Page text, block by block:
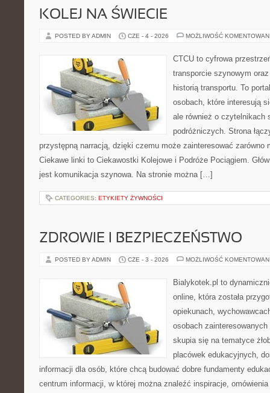
KOLEJ NA ŚWIECIE
POSTED BY ADMIN CZE - 4 - 2026 MOŻLIWOŚĆ
CTCU to cyfrowa
transporcie szynowym
historią transportu. To
osobach, które interesują
ale również o czytelnikach
podróżniczych. Strona
przystępną narracją, dzięki czemu może zainteresować zarówno
Ciekawe linki to Ciekawostki Kolejowe i Podróże Pociągiem.
jest komunikacja szynowa. Na stronie można […]
CATEGORIES: ETYKIETY ŻYWNOŚCI
ZDROWIE I BEZPIECZEŃSTWO
POSTED BY ADMIN CZE - 3 - 2026 MOŻLIWOŚĆ
Bialykotek.pl to
online, która została
opiekunach,
osobach
skupia się na tematyce
placówek edukacyjnych,
informacji dla osób, które chcą budować dobre fundamenty
centrum informacji, w której można znaleźć inspiracje,